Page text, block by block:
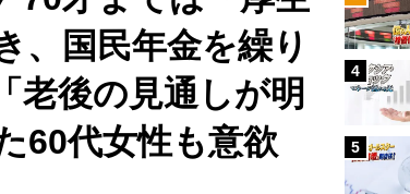
、国民年金を繰り
後の見通しが明
60代女性も意欲
4
5